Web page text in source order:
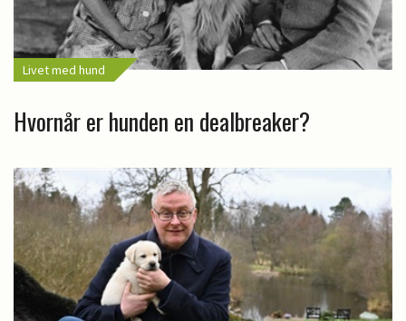
Livet med hund
Hvornår er hunden en dealbreaker?